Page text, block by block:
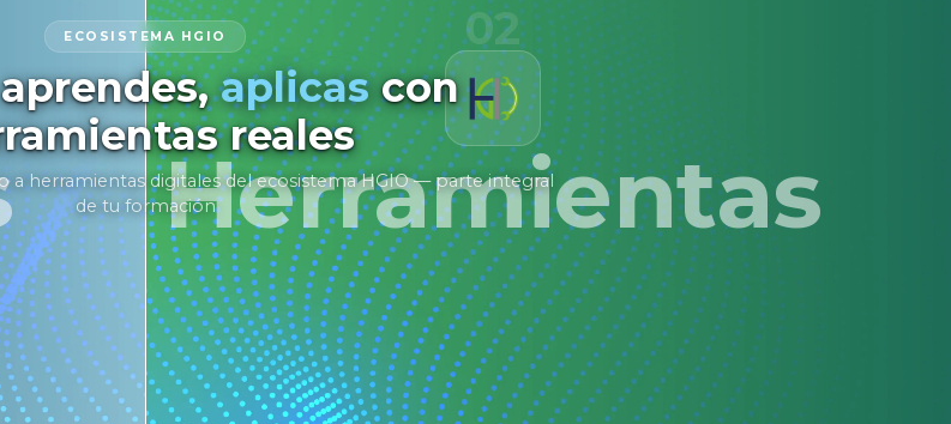
ECOSISTEMA HGIO
aplicascon
reales
a herramientas digitales del ecosistema HGIO — parte integral
de tu formación
02
Herramientas